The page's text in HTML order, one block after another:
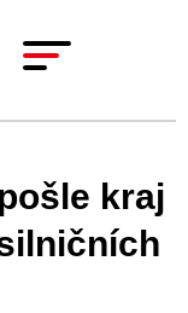
kraj